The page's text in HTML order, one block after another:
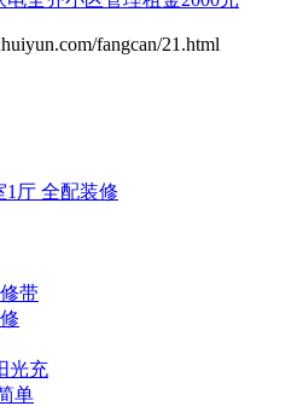
fangcan/21.html
1厅 全配装修
带
光充
单